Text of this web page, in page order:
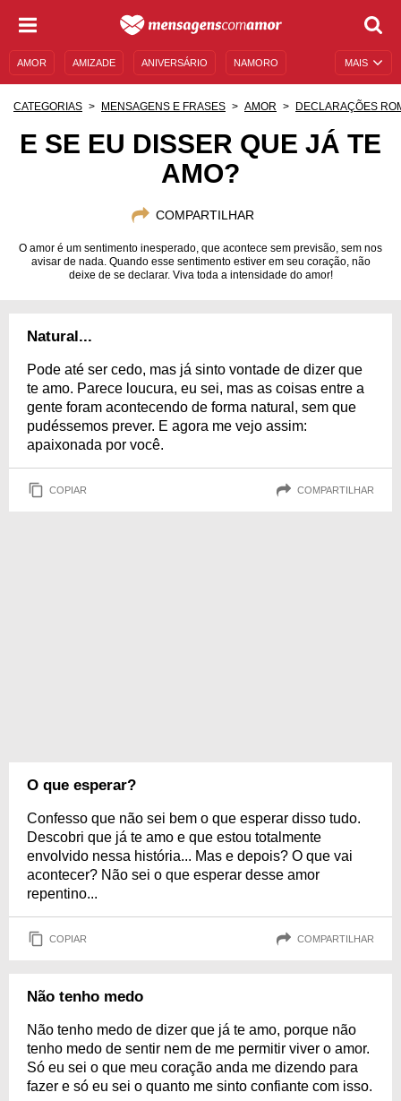
MAIS
AMOR AMIZADE ANIVERSÁRIO NAMORO
MENSAGENS DE ANIVERSÁRIO
CATEGORIAS MENSAGENS E FRASES AMOR DECLARAÇÕES
E SE EU DISSER QUE JÁ TE
AMO?
COMPARTILHAR
O amor é um sentimento inesperado, que acontece sem previsão, sem nos
avisar de nada. Quando esse sentimento estiver em seu coração, não
deixe de se declarar. Viva toda a intensidade do amor!
Natural...
Pode até ser cedo, mas já sinto vontade de dizer que
te amo. Parece loucura, eu sei, mas as coisas entre a
gente foram acontecendo de forma natural, sem que
pudéssemos prever. E agora me vejo assim:
apaixonada por você.
COPIAR COMPARTILHAR
O que esperar?
Confesso que não sei bem o que esperar disso tudo.
Descobri que já te amo e que estou totalmente
envolvido nessa história... Mas e depois? O que vai
acontecer? Não sei o que esperar desse amor
repentino...
COPIAR COMPARTILHAR
Não tenho medo
Não tenho medo de dizer que já te amo, porque não
tenho medo de sentir nem de me permitir viver o amor.
Só eu sei o que meu coração anda me dizendo para
fazer e só eu sei o quanto me sinto confiante com isso.